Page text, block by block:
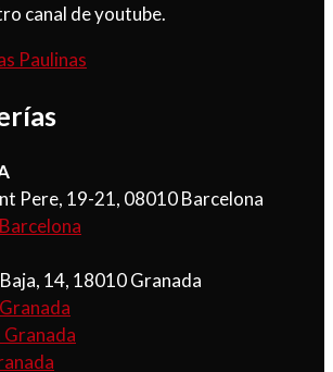
canal de youtube.
Pere, 19-21, 08010 Barcelona
14, 18010 Granada